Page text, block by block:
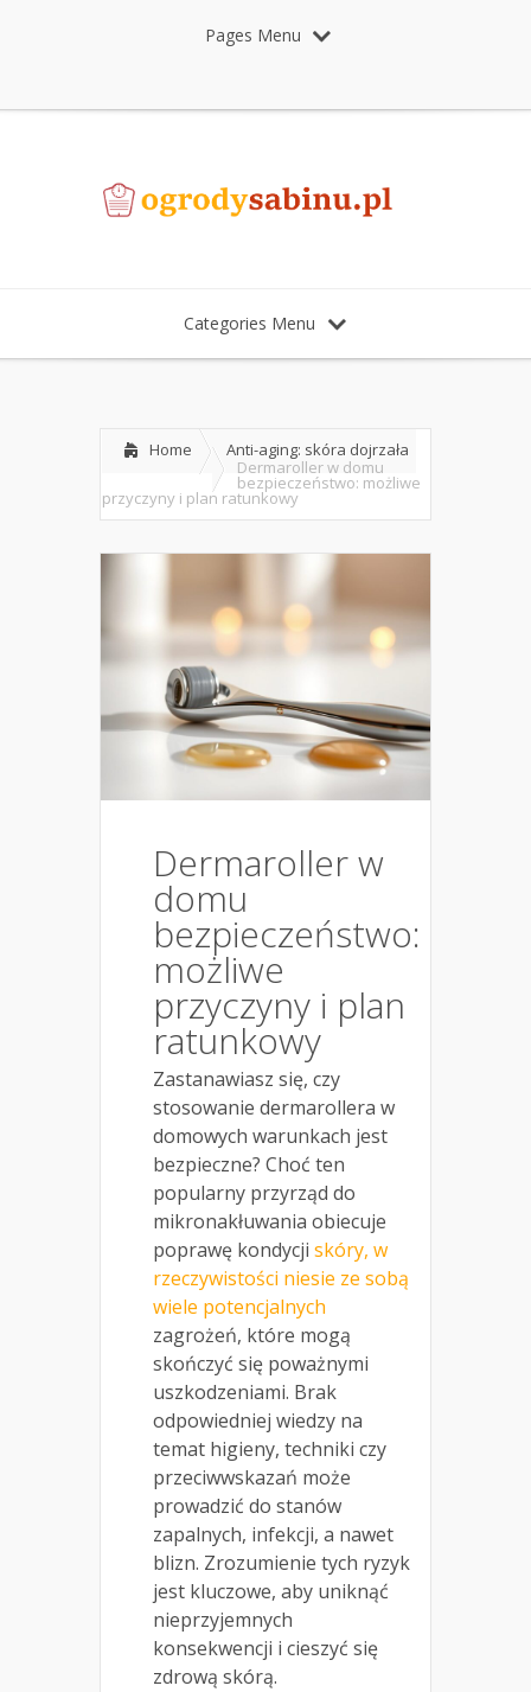
Pages Menu
Categories Menu
Home
Anti-aging: skóra dojrzała
Dermaroller w domu
bezpieczeństwo: możliwe
przyczyny i plan ratunkowy
Dermaroller w
domu
bezpieczeństwo:
możliwe
przyczyny i plan
ratunkowy
Zastanawiasz się, czy
stosowanie dermarollera w
domowych warunkach jest
bezpieczne? Choć ten
popularny przyrząd do
mikronakłuwania obiecuje
poprawę kondycji skóry, w
rzeczywistości niesie ze sobą
wiele potencjalnych
zagrożeń, które mogą
skończyć się poważnymi
uszkodzeniami. Brak
odpowiedniej wiedzy na
temat higieny, techniki czy
przeciwwskazań może
prowadzić do stanów
zapalnych, infekcji, a nawet
blizn. Zrozumienie tych ryzyk
jest kluczowe, aby uniknąć
nieprzyjemnych
konsekwencji i cieszyć się
zdrową skórą.